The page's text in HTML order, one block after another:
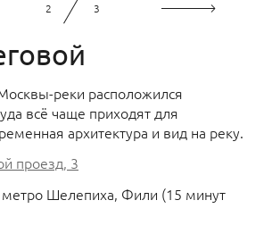
2 3
реки расположился
всё чаще приходят для
архитектура и вид на реку.
проезд, 3
метро Шелепиха, Фили (15 минут